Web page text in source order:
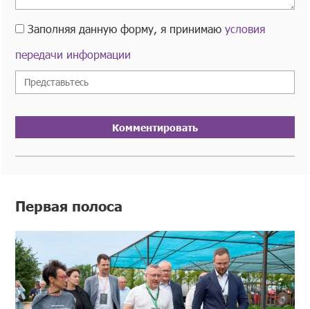
Заполняя данную форму, я принимаюусловия
передачи информации
Комментировать
Первая полоса